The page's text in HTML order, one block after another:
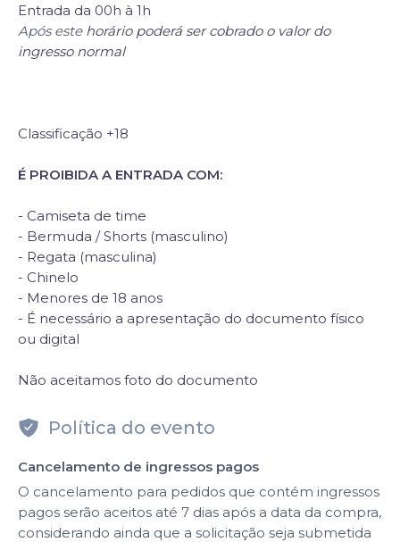
Entrada da 00h à 1h
Após este horário poderá ser cobrado o valor do
ingresso normal
Classificação +18
É PROIBIDA A ENTRADA COM:
- Camiseta de time
- Bermuda / Shorts (masculino)
- Regata (masculina)
- Chinelo
- Menores de 18 anos
- É necessário a apresentação do documento físico
ou digital
Não aceitamos foto do documento
Política do evento
Cancelamento de ingressos pagos
O cancelamento para pedidos que contém ingressos
pagos serão aceitos até 7 dias após a data da compra,
considerando ainda que a solicitação seja submetida